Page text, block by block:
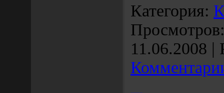
Категория:
11.06.2008 |